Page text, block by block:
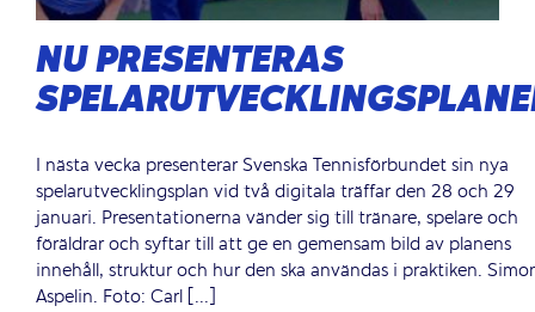
NU PRESENTERAS
I nästa vecka presenterar Svenska Tennisförbundet sin nya
spelarutvecklingsplan vid två digitala träffar den 28 och 29
januari. Presentationerna vänder sig till tränare, spelare och
föräldrar och syftar till att ge en gemensam bild av planens
innehåll, struktur och hur den ska användas i praktiken.
Aspelin. Foto: Carl [...]